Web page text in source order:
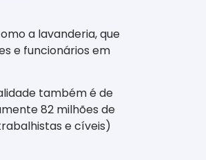
a lavanderia, que
e funcionários em
também é de
82 milhões de
e cíveis)